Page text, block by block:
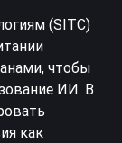
(SITC)
чтобы
ИИ. В
как